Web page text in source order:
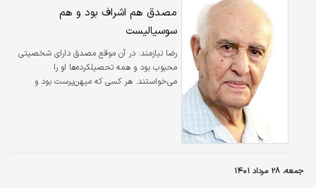
مصدق هم اشراف بود و هم
سوسیالیست
رضا نيازمند: در آن موقع مصدق دارای شخصیتی
محبوب بود و همه تحصیلکرده‌ها او را
می‌خواستند. هر کسی که میهن‌پرست بود و
جمعه، ۲۸ مرداد ۱۴۰۱